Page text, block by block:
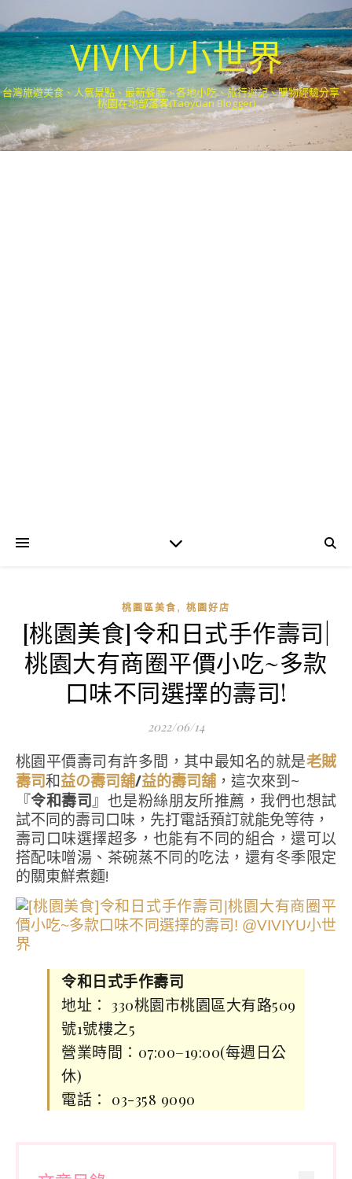
VIVIYU小世界
台灣旅遊美食、人氣景點、最新餐廳、各地小吃、旅行遊記、購物經驗分享．
桃園在地部落客(Taoyuan Blogger)
桃園區美食 , 桃園好店
[桃園美食]令和日式手作壽司|
桃園大有商圈平價小吃~多款
口味不同選擇的壽司!
2022/06/14
桃園平價壽司有許多間，其中最知名的就是老賊
壽司 和益の壽司舖/益的壽司舖 ，這次來到~
『令和壽司』也是粉絲朋友所推薦，我們也想試
試不同的壽司口味，先打電話預訂就能免等待，
壽司口味選擇超多，也能有不同的組合，還可以
搭配味噌湯、茶碗蒸不同的吃法，還有冬季限定
的關東鮮煮麵!
令和日式手作壽司
地址： 330桃園市桃園區大有路509
號1號樓之5
營業時間：07:00–19:00(每週日公
休)
電話： 03-358 9090